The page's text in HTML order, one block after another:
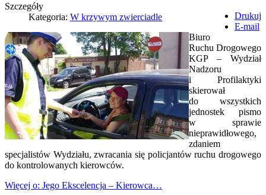
Drukuj
E-mail
Szczegóły
Kategoria: W krzywym zwierciadle
Biuro
Ruchu Drogowego
KGP – Wydział
Nadzoru
i Profilaktyki
skierował
do wszystkich
jednostek pismo
w sprawie
nieprawidłowego,
zdaniem
specjalistów Wydziału, zwracania się policjantów ruchu drogowego
do kontrolowanych kierowców.
Więcej o: Jego Ekscelencja – Kierowca…